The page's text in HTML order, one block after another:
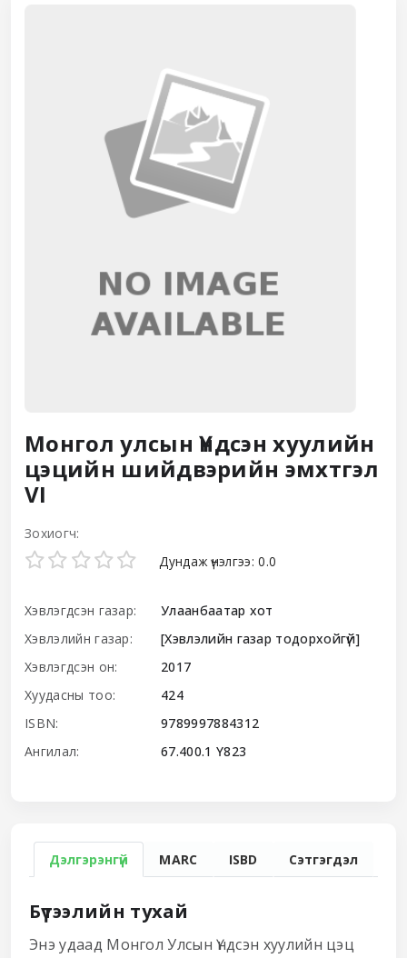
Монгол улсын Үндсэн хуулийн
цэцийн шийдвэрийн эмхтгэл
VI
Зохиогч:
Star ratings Дундаж үнэлгээ: 0.0
Хэвлэгдсэн газар:
Улаанбаатар хот
Хэвлэлийн газар:
[Хэвлэлийн газар тодорхойгүй]
Хэвлэгдсэн он:
2017
Хуудасны тоо:
424
ISBN:
9789997884312
Ангилал:
67.400.1 Ү823
Дэлгэрэнгүй MARC ISBD Сэтгэгдэл
Бүтээлийн тухай
Энэ удаад Монгол Улсын Үндсэн хуулийн цэц